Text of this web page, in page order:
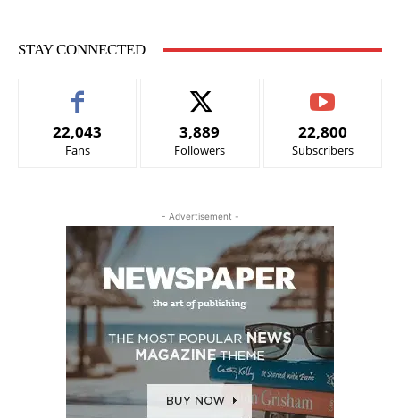
STAY CONNECTED
22,043
Fans
3,889
Followers
22,800
Subscribers
- Advertisement -